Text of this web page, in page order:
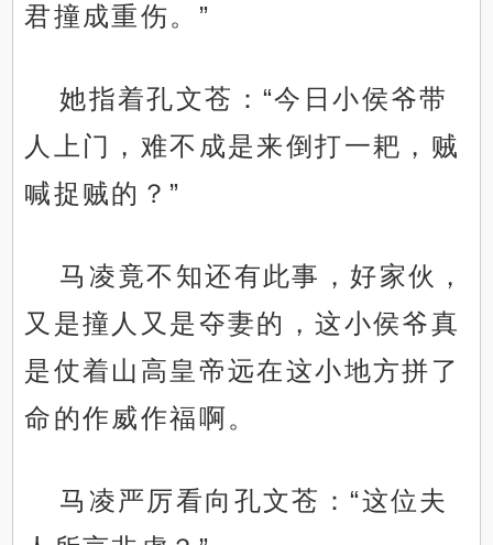
君撞成重伤。”
她指着孔文苍：“今日小侯爷带
人上门，难不成是来倒打一耙，贼
喊捉贼的？”
马凌竟不知还有此事，好家伙，
又是撞人又是夺妻的，这小侯爷真
是仗着山高皇帝远在这小地方拼了
命的作威作福啊。
马凌严厉看向孔文苍：“这位夫